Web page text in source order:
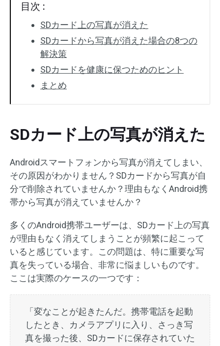
目次 :
SDカード上の写真が消えた
SDカードから写真が消えた場合の8つの
解決策
SDカードを健康に保つためのヒント
まとめ
SDカード上の写真が消えた
Androidスマートフォンから写真が消えてしまい、
その原因がわかりません？SDカードから写真が自
分で削除されていませんか？理由もなくAndroid携
帯から写真が消えていませんか？
多くのAndroid携帯ユーザーは、SDカード上の写真
が理由もなく消えてしまうことが頻繁に起こって
いると感じています。この問題は、特に重要な写
真を失っている場合、非常に悩ましいものです。
ここは実際のケースの一つです：
「変なことが起きたんだ。携帯電話を起動
したとき、カメラアプリに入り、さっき写
真を撮った後、SDカードに保存されていた